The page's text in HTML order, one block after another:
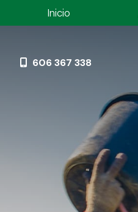
606 367 338
Inicio